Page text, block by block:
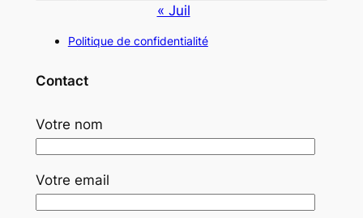
« Juil
Politique de confidentialité
Contact
Votre nom
Votre email